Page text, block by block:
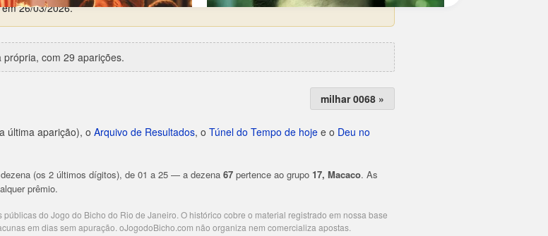
26/03/2026.
com 29 aparições.
milhar 0068 »
última aparição), o Arquivo de Resultados, o Túnel do Tempo de hoje e o Deu no
(os 2 últimos dígitos), de 01 a 25 — a dezena 67 pertence ao grupo 17, Macaco. As
prêmio.
do Jogo do Bicho do Rio de Janeiro. O histórico cobre o material registrado em nossa base
em dias sem apuração. oJogodoBicho.com não organiza nem comercializa apostas.